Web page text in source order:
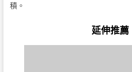
積。
延伸推薦